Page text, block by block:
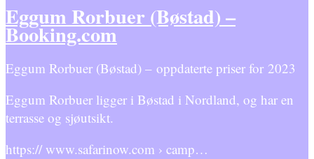
Eggum Rorbuer (Bøstad) –
Booking.com
Eggum Rorbuer (Bøstad) – oppdaterte priser for 2023
Eggum Rorbuer ligger i Bøstad i Nordland, og har en
terrasse og sjøutsikt.
https:// www.safarinow.com › camp…